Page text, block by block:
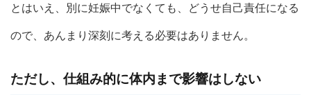
とはいえ、別に妊娠中でなくても、どうせ自己責任になる
ので、あんまり深刻に考える必要はありません。
ただし、仕組み的に体内まで影響はしない